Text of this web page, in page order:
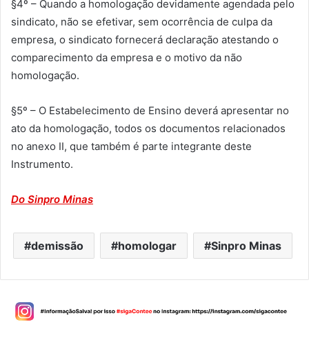
§4º – Quando a homologação devidamente agendada pelo
sindicato, não se efetivar, sem ocorrência de culpa da
empresa, o sindicato fornecerá declaração atestando o
comparecimento da empresa e o motivo da não
homologação.
§5º – O Estabelecimento de Ensino deverá apresentar no
ato da homologação, todos os documentos relacionados
no anexo II, que também é parte integrante deste
Instrumento.
Do Sinpro Minas
demissão homologar Sinpro Minas